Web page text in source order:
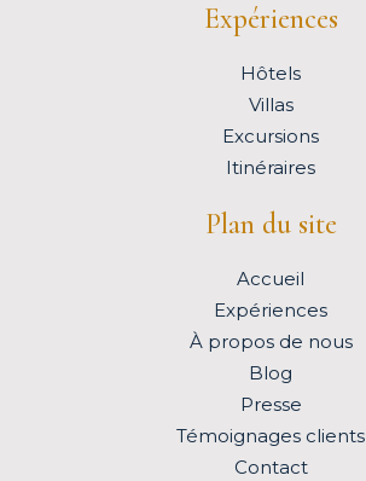
Expériences
Hôtels
Villas
Excursions
Itinéraires
Plan du site
Accueil
Expériences
À propos de nous
Blog
Presse
Témoignages clients
Contact